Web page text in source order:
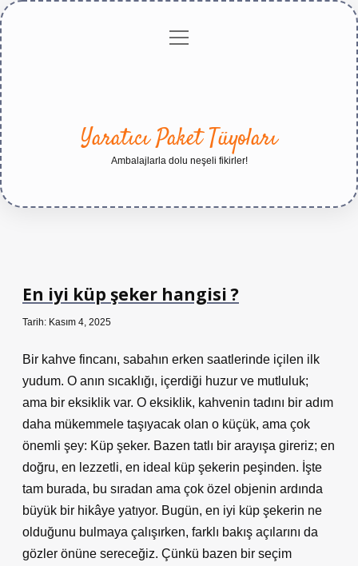
Gizlilikmenüyü
Yaratıcı Paket Tüyoları
Ambalajlarla dolu neşeli fikirler!
En iyi küp şeker hangisi ?
Tarih: Kasım 4, 2025
Bir kahve fincanı, sabahın erken saatlerinde içilen ilk
yudum. O anın sıcaklığı, içerdiği huzur ve mutluluk;
ama bir eksiklik var. O eksiklik, kahvenin tadını bir adım
daha mükemmele taşıyacak olan o küçük, ama çok
önemli şey: Küp şeker. Bazen tatlı bir arayışa gireriz; en
doğru, en lezzetli, en ideal küp şekerin peşinden. İşte
tam burada, bu sıradan ama çok özel objenin ardında
büyük bir hikâye yatıyor. Bugün, en iyi küp şekerin ne
olduğunu bulmaya çalışırken, farklı bakış açılarını da
gözler önüne sereceğiz. Çünkü bazen bir seçim